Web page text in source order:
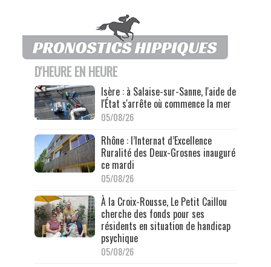
D'HEURE EN HEURE
Isère : à Salaise-sur-Sanne, l'aide de
l'État s'arrête où commence la mer
05/08/26
Rhône : l’Internat d’Excellence
Ruralité des Deux-Grosnes inauguré
ce mardi
05/08/26
À la Croix-Rousse, Le Petit Caillou
cherche des fonds pour ses
résidents en situation de handicap
psychique
05/08/26